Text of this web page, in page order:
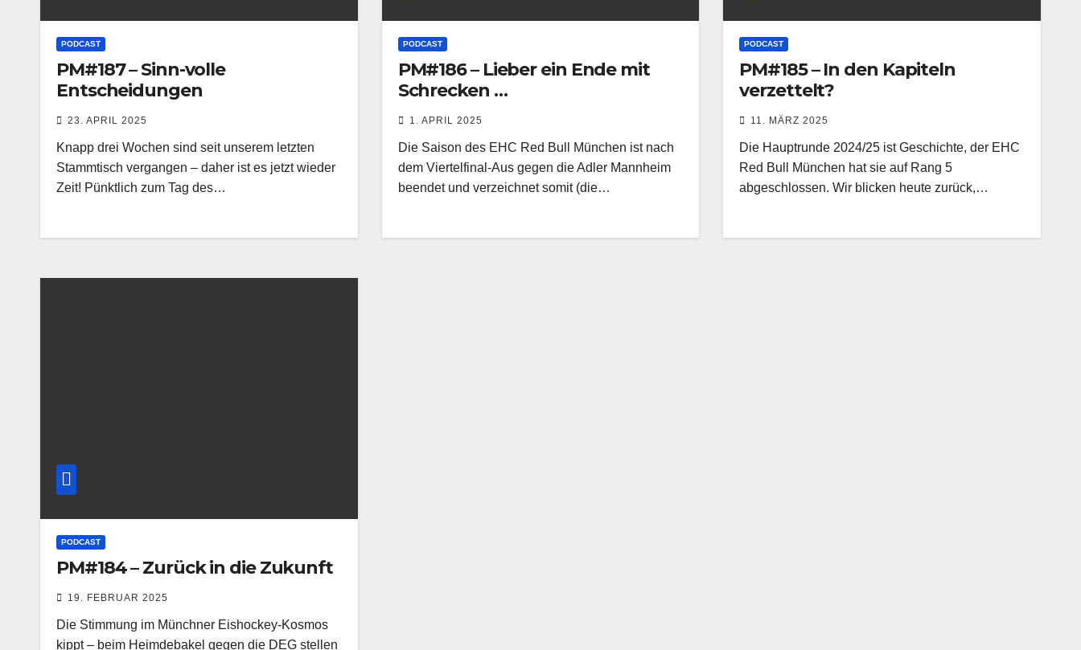
PODCAST
PM#187 – Sinn-volle
Entscheidungen
23. APRIL 2025
Knapp drei Wochen sind seit unserem letzten
Stammtisch vergangen – daher ist es jetzt wieder
Zeit! Pünktlich zum Tag des…
PODCAST
PM#186 – Lieber ein Ende mit
Schrecken …
1. APRIL 2025
Die Saison des EHC Red Bull München ist nach
dem Viertelfinal-Aus gegen die Adler Mannheim
beendet und verzeichnet somit (die…
PODCAST
PM#185 – In den Kapiteln
verzettelt?
11. MÄRZ 2025
Die Hauptrunde 2024/25 ist Geschichte, der EHC
Red Bull München hat sie auf Rang 5
abgeschlossen. Wir blicken heute zurück,…
PODCAST
PM#184 – Zurück in die Zukunft
19. FEBRUAR 2025
Die Stimmung im Münchner Eishockey-Kosmos
kippt – beim Heimdebakel gegen die DEG stellen